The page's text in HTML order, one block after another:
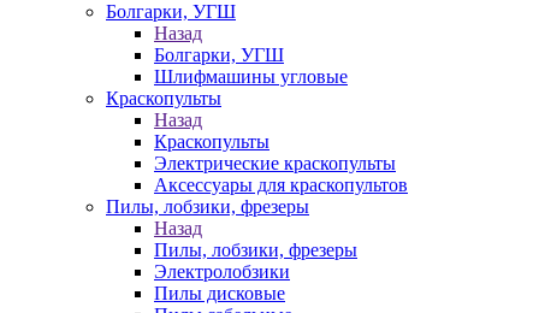
Болгарки, УГШ
Назад
Болгарки, УГШ
Шлифмашины угловые
Краскопульты
Назад
Краскопульты
Электрические краскопульты
Аксессуары для краскопультов
Пилы, лобзики, фрезеры
Назад
Пилы, лобзики, фрезеры
Электролобзики
Пилы дисковые